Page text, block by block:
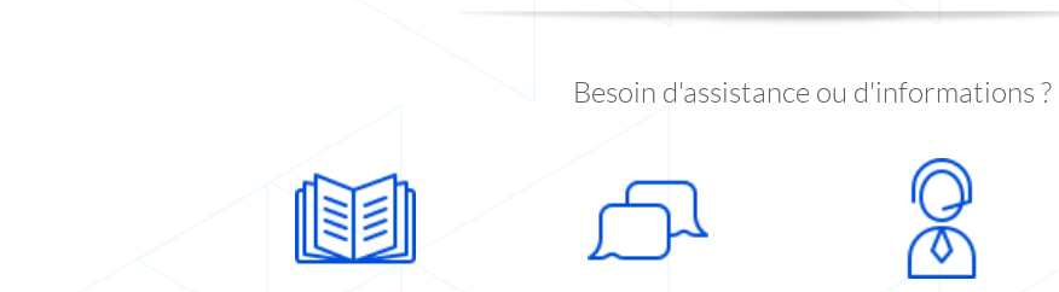
Besoin d'assistance ou d'informations ?